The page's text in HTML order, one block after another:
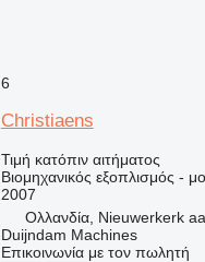
6
Christiaens
Τιμή κατόπιν αιτήματος
Βιομηχανικός εξοπλισμός -
2007
Ολλανδία, Nieuwerkerk
Duijndam Machines
Επικοινωνία με τον πωλητή